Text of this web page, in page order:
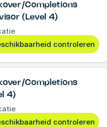
Completions
(Level 4)
controleren
Completions
4)
controleren